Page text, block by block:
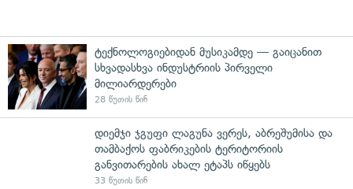
ტექნოლოგიებიდან მუსიკამდე — გაიცანით
სხვადასხვა ინდუსტრიის პირველი
მილიარდერები
28 წუთის წინ
დიემჯი ჯგუფი ლაგუნა ვერეს, აბრეშუმისა და
თამბაქოს ფაბრიკების ტერიტორიის
განვითარების ახალ ეტაპს იწყებს
33 წუთის წინ